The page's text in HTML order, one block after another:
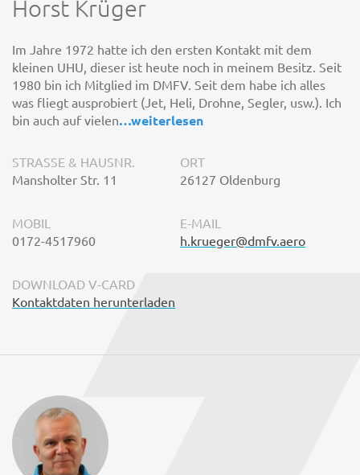
Horst Krüger
Im Jahre 1972 hatte ich den ersten Kontakt mit dem
kleinen UHU, dieser ist heute noch in meinem Besitz. Seit
1980 bin ich Mitglied im DMFV. Seit dem habe ich alles
was fliegt ausprobiert (Jet, Heli, Drohne, Segler, usw.). Ich
bin auch auf vielen…weiterlesen
STRASSE & HAUSNR.
Mansholter Str. 11
ORT
26127 Oldenburg
MOBIL
0172-4517960
E-MAIL
h.krueger@dmfv.aero
DOWNLOAD V-CARD
Kontaktdaten herunterladen